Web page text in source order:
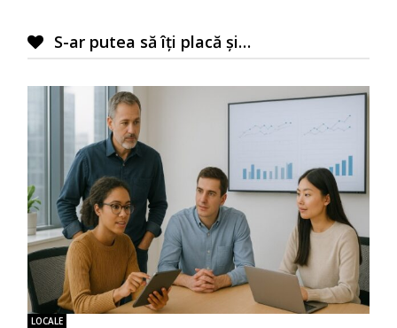
S-ar putea să îți placă și…
LOCALE